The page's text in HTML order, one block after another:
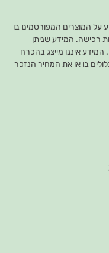
על המוצרים המפורסמים בו
רכישה. המידע שניתן
איננו מייצג בהכרח
בו או את המחיר הנזכר